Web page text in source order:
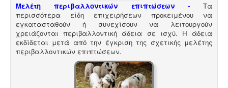
Μελέτη περιβαλλοντικών επιπτώσεων -
Τα
περισσότερα είδη επιχειρήσεων προκειμένου να
εγκατασταθούν ή συνεχίσουν να λειτουργούν
χρειάζονται περιβαλλοντική άδεια σε ισχύ. Η άδεια
εκδίδεται μετά από την έγκριση της σχετικής μελέτης
περιβαλλοντικών επιπτώσεων.